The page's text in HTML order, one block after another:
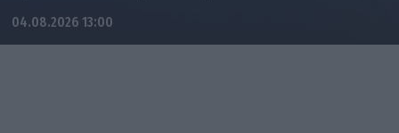
04.08.2026 13:00